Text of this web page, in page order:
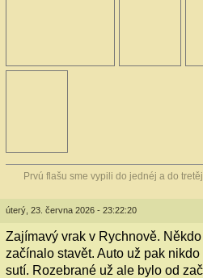
Prvú flašu sme vypili do jednéj a do
úterý, 23. června 2026 - 23:22:20
Zajímavý vrak v Rychnově.
začínalo stavět. Auto už pak
sutí. Rozebrané už ale bylo od